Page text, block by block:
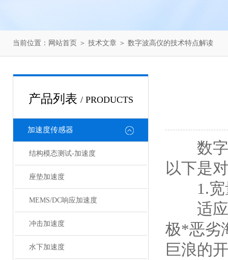
当前位置： 网站首页 ＞ 技术文章 ＞ 数字波高仪的技术特点解读
产品列表 / PRODUCTS
加速度传感器
结构模态测试-加速度
座垫加速度
MEMS/DC响应加速度
冲击加速度
水下加速度
数
以下是
1.宽
适应
极*恶劣
巨浪的